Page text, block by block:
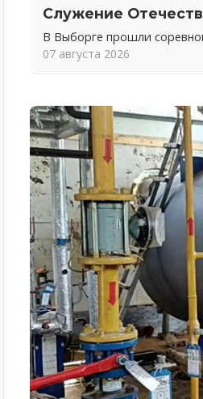
Служение
В Выборге прошли
07 августа 2026